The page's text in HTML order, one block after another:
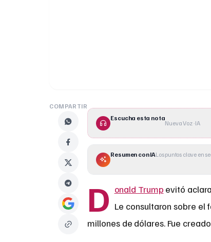
COMPARTIR
Escucha esta nota
Nueva Voz · IA
Resumen con IALos puntos clave en
D onald Trump evitó
Le consultaron sobre el
millones de dólares. Fue